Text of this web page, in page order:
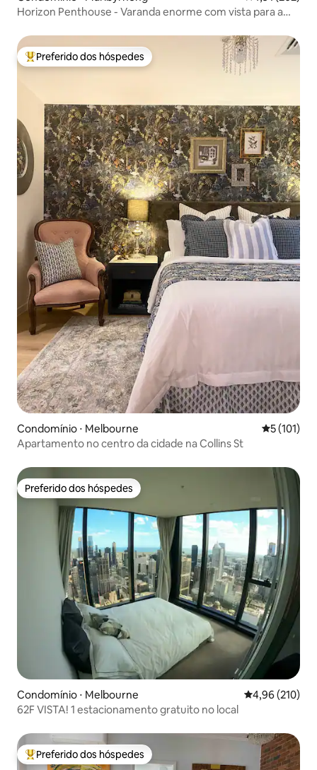
Horizon Penthouse - Varanda enorme com vista para a
Entre os melhores preferidos dos hóspedes
Preferido dos hóspedes
Condomínio ⋅ Melbourne 5 de uma
5 (101)
Apartamento no centro da cidade na Collins St
Preferido dos hóspedes
Preferido dos hóspedes
Condomínio ⋅ Melbourne 4,96 de uma
4,96 (210)
62F VISTA! 1 estacionamento gratuito no local
Entre os melhores preferidos dos hóspedes
Preferido dos hóspedes